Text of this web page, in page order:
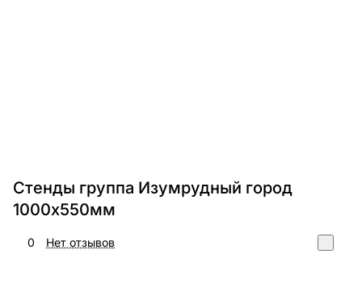
Стенды группа Изумрудный город
1000х550мм
0 Нет отзывов